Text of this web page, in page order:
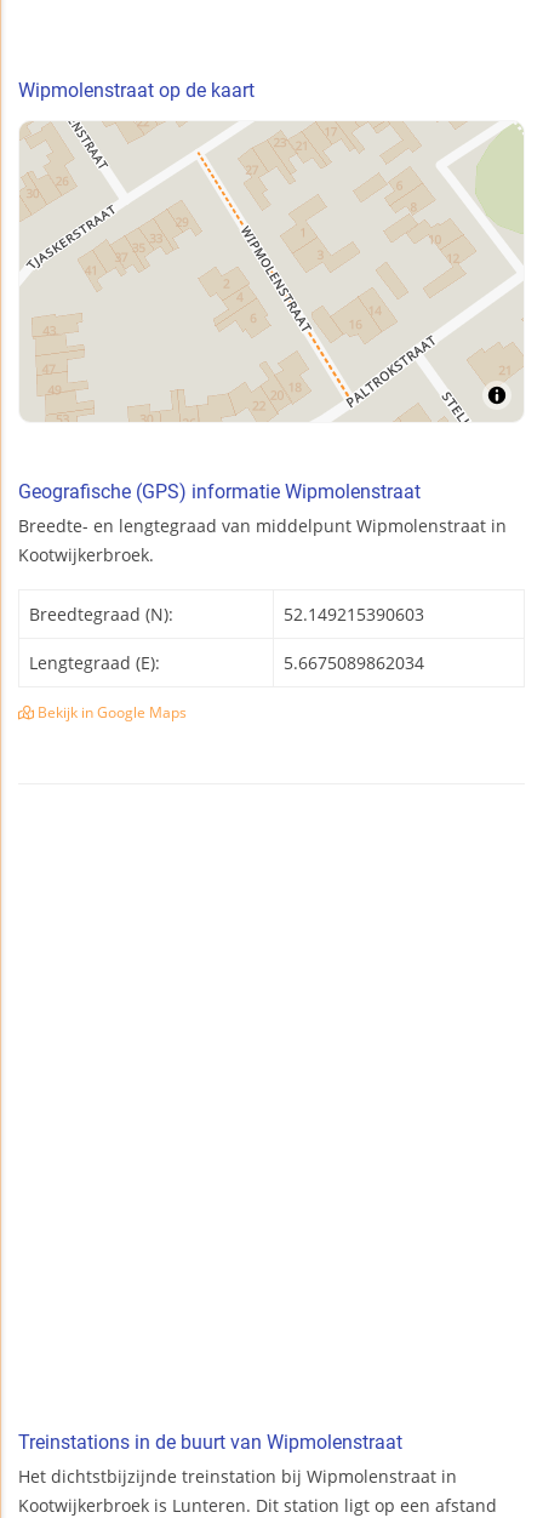
Wipmolenstraat op de kaart
Geografische (GPS) informatie Wipmolenstraat
Breedte- en lengtegraad van middelpunt Wipmolenstraat in
Kootwijkerbroek.
Breedtegraad (N): 52.149215390603
Lengtegraad (E): 5.6675089862034
Bekijk in Google Maps
Treinstations in de buurt van Wipmolenstraat
Het dichtstbijzijnde treinstation bij Wipmolenstraat in
Kootwijkerbroek is Lunteren. Dit station ligt op een afstand